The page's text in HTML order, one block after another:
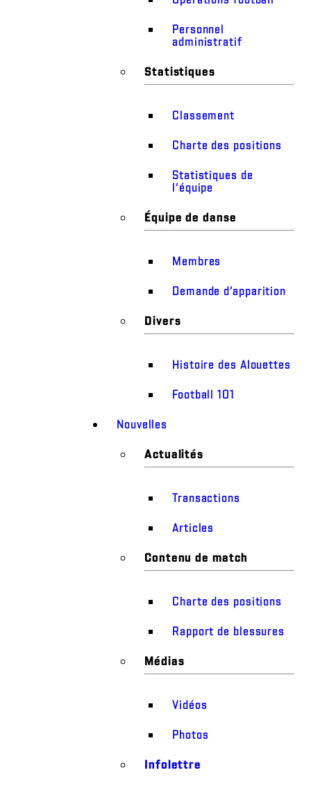
Personnel
administratif
Statistiques
Classement
Charte des positions
Statistiques de
l’équipe
Équipe de danse
Membres
Demande d’apparition
Divers
Histoire des Alouettes
Football 101
Nouvelles
Actualités
Transactions
Articles
Contenu de match
Charte des positions
Rapport de blessures
Médias
Vidéos
Photos
Infolettre